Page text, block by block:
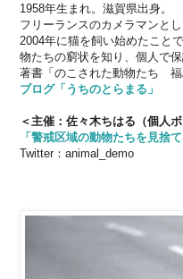
1958年生まれ。滋賀県出身。
フリーランスのカメラマンと
2004年に猫を飼い始めたこと
物たちの窮状を知り、個人で
著書「のこされた動物たち 福
ブログ「うちのとらまる」
＜主催：佐々木ちはる（個人
「警戒区域の動物たちを見捨て
Twitter：animal_demo